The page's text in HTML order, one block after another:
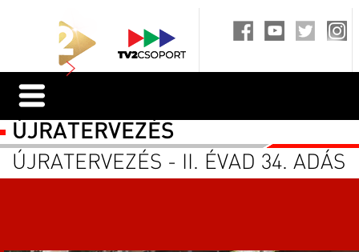
ÚJRATERVEZÉS
ÚJRATERVEZÉS - II. ÉVAD 34. ADÁS